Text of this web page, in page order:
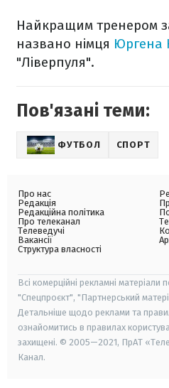
Найкращим тренером
названо німця Юргена
"Ліверпуля".
Пов'язані теми:
ФУТБОЛ СПОРТ
Про нас
Редакція
Редакційна політика
Про телеканал
Телеведучі
Вакансії
Структура власності
Всі комерційні рекламні матеріали
"Спецпроєкт", "Партнерський
Детальніше щодо реклами та
ознайомитись в правилах
захищені. © 2005—2021, ПрАТ
Канал.